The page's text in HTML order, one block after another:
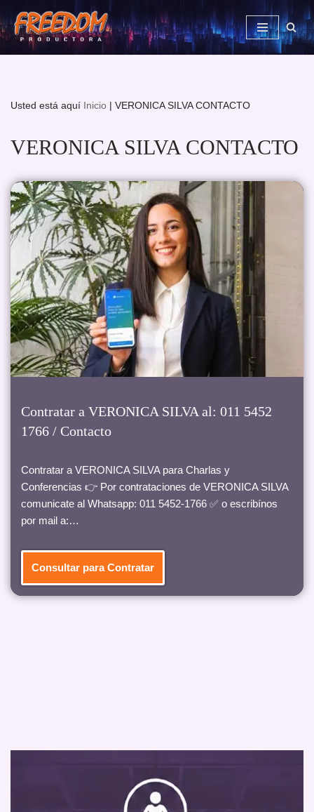
Saltar
al
Usted está aquí Inicio | VERONICA SILVA CONTACTO
VERONICA SILVA CONTACTO
Contratar a VERONICA SILVA al: 011 5452
1766 / Contacto
Contratar a VERONICA SILVA para Charlas y
Conferencias 👉 Por contrataciones de VERONICA SILVA
comunicate al Whatsapp: 011 5452-1766 ✅ o escribínos
por mail a:…
Consultar para Contratar